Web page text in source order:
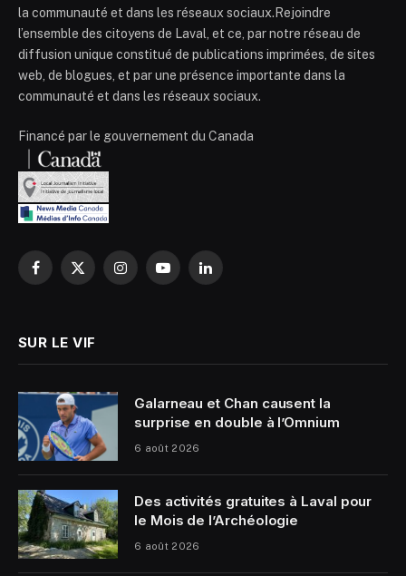
la communauté et dans les réseaux sociaux.Rejoindre
l’ensemble des citoyens de Laval, et ce, par notre réseau de
diffusion unique constitué de publications imprimées, de sites
web, de blogues, et par une présence importante dans la
communauté et dans les réseaux sociaux.
Financé par le gouvernement du Canada
Facebook
X
InstagramYouTubeLinkedIn
SUR LE VIF
Galarneau et Chan causent la
surprise en double à l’Omnium
6 août 2026
Des activités gratuites à Laval pour
le Mois de l’Archéologie
6 août 2026